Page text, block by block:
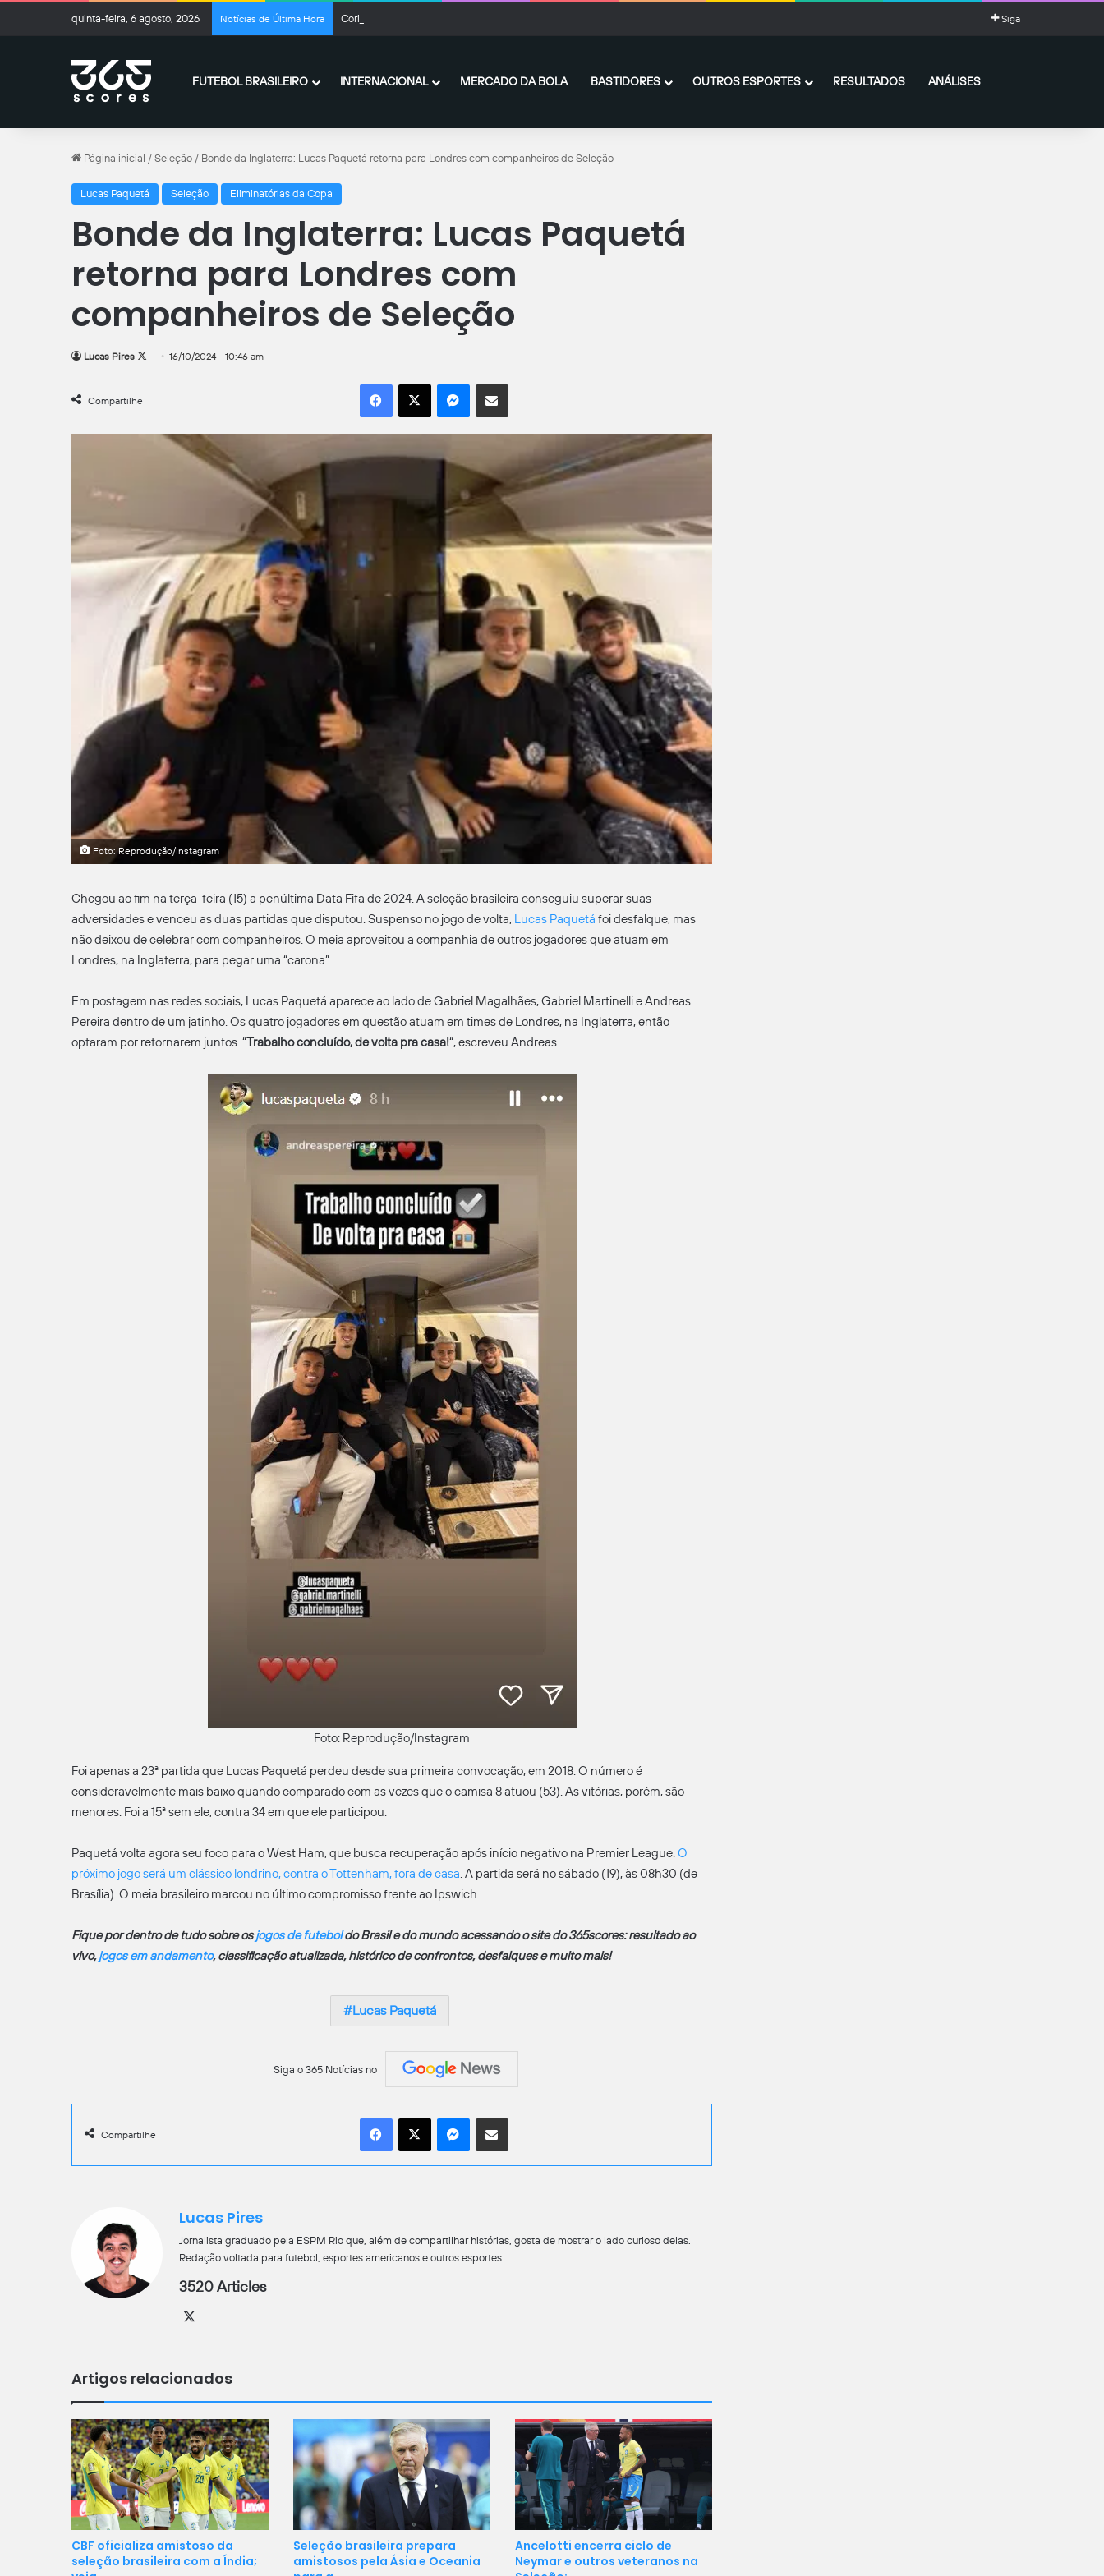
quinta-feira, 6 agosto, 2026 Notícias de Última Hora Corinthians x Internacional: onde assistir ao vivo, horário e prováveis escalações Siga
FUTEBOL BRASILEIRO INTERNACIONAL MERCADO DA BOLA BASTIDORES OUTROS ESPORTES RESULTADOS ANÁLISES
Página inicial / Seleção / Bonde da Inglaterra: Lucas Paquetá retorna para Londres com companheiros de Seleção
Lucas Paquetá Seleção Eliminatórias da Copa
Bonde da Inglaterra: Lucas Paquetá
retorna para Londres com
companheiros de Seleção
Lucas Pires
Follow16/10/2024 - 10:46 am
Compartilhe
Facebook
X MessengerCompartilhar por e-mail
Foto: Reprodução/Instagram
Chegou ao fim na terça-feira (15) a penúltima Data Fifa de 2024. A seleção brasileira conseguiu superar suas
adversidades e venceu as duas partidas que disputou. Suspenso no jogo de volta, Lucas Paquetá foi desfalque, mas
não deixou de celebrar com companheiros. O meia aproveitou a companhia de outros jogadores que atuam em
Londres, na Inglaterra, para pegar uma “carona”.
Em postagem nas redes sociais, Lucas Paquetá aparece ao lado de Gabriel Magalhães, Gabriel Martinelli e Andreas
Pereira dentro de um jatinho. Os quatro jogadores em questão atuam em times de Londres, na Inglaterra, então
optaram por retornarem juntos. “Trabalho concluído, de volta pra casa!“, escreveu Andreas.
Foto: Reprodução/Instagram
Foi apenas a 23ª partida que Lucas Paquetá perdeu desde sua primeira convocação, em 2018. O número é
consideravelmente mais baixo quando comparado com as vezes que o camisa 8 atuou (53). As vitórias, porém, são
menores. Foi a 15ª sem ele, contra 34 em que ele participou.
Paquetá volta agora seu foco para o West Ham, que busca recuperação após início negativo na Premier League.O
próximo jogo será um clássico londrino, contra o Tottenham, fora de casa. A partida será no sábado (19), às 08h30 (de
Brasília). O meia brasileiro marcou no último compromisso frente ao Ipswich.
Fique por dentro de tudo sobre osjogos de futeboldo Brasil e do mundo acessando o site do 365scores: resultado ao
vivo,jogos em andamento, classificação atualizada, histórico de confrontos, desfalques e muito mais!
Lucas Paquetá
Siga o 365 Notícias no
Compartilhe
Facebook
X MessengerCompartilhar por e-mail
Lucas Pires
Jornalista graduado pela ESPM Rio que, além de compartilhar histórias, gosta de mostrar o lado curioso delas.
Redação voltada para futebol, esportes americanos e outros esportes.
3520 Articles
Artigos relacionados
CBF oficializa amistoso da
seleção brasileira com a Índia;
Seleção brasileira prepara
amistosos pela Ásia e Oceania
Ancelotti encerra ciclo de
Neymar e outros veteranos na